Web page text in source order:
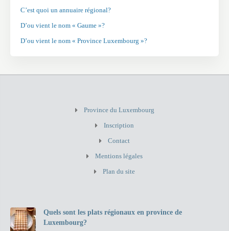
C’est quoi un annuaire régional?
D’ou vient le nom « Gaume »?
D’ou vient le nom « Province Luxembourg »?
Province du Luxembourg
Inscription
Contact
Mentions légales
Plan du site
Quels sont les plats régionaux en province de
Luxembourg?